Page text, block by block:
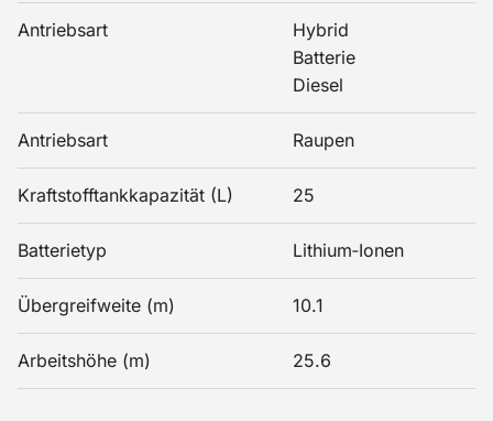
Antriebsart
Hybrid
Batterie
Diesel
Antriebsart Raupen
Kraftstofftankkapazität (L) 25
Batterietyp Lithium‑Ionen
Übergreifweite (m) 10.1
Arbeitshöhe (m) 25.6